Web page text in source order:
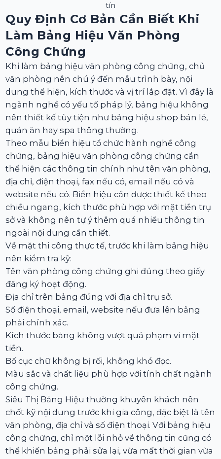
tín
Quy Định Cơ Bản Cần Biết Khi
Làm Bảng Hiệu Văn Phòng
Công Chứng
Khi làm bảng hiệu văn phòng công chứng, chủ
văn phòng nên chú ý đến mẫu trình bày, nội
dung thể hiện, kích thước và vị trí lắp đặt. Vì đây là
ngành nghề có yếu tố pháp lý, bảng hiệu không
nên thiết kế tùy tiện như bảng hiệu shop bán lẻ,
quán ăn hay spa thông thường.
Theo mẫu biển hiệu tổ chức hành nghề công
chứng, bảng hiệu văn phòng công chứng cần
thể hiện các thông tin chính như tên văn phòng,
địa chỉ, điện thoại, fax nếu có, email nếu có và
website nếu có. Biển hiệu cần được thiết kế theo
chiều ngang, kích thước phù hợp với mặt tiền trụ
sở và không nên tự ý thêm quá nhiều thông tin
ngoài nội dung cần thiết.
Về mặt thi công thực tế, trước khi làm bảng hiệu
nên kiểm tra kỹ:
Tên văn phòng công chứng ghi đúng theo giấy
đăng ký hoạt động.
Địa chỉ trên bảng đúng với địa chỉ trụ sở.
Số điện thoại, email, website nếu đưa lên bảng
phải chính xác.
Kích thước bảng không vượt quá phạm vi mặt
tiền.
Bố cục chữ không bị rối, không khó đọc.
Màu sắc và chất liệu phù hợp với tính chất ngành
công chứng.
Siêu Thị Bảng Hiệu thường khuyên khách nên
chốt kỹ nội dung trước khi gia công, đặc biệt là tên
văn phòng, địa chỉ và số điện thoại. Với bảng hiệu
công chứng, chỉ một lỗi nhỏ về thông tin cũng có
thể khiến bảng phải sửa lại, vừa mất thời gian vừa